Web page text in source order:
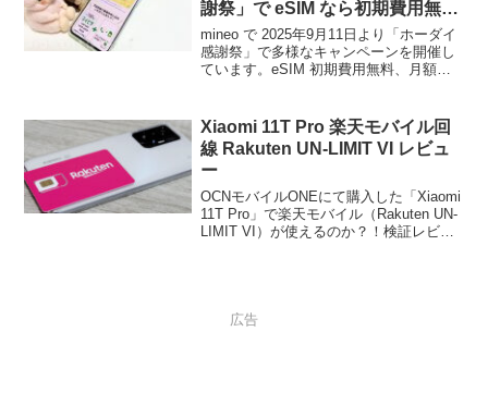
謝祭」で eSIM なら初期費用無
料！最大６ヶ月間月額料金割引！
などなど
mineo で 2025年9月11日より「ホーダイ
感謝祭」で多様なキャンペーンを開催し
ています。eSIM 初期費用無料、月額基
から mineo に契約しようと思っている人
にとっては、チャンスだといえるキャン
ペーンです。
Xiaomi 11T Pro 楽天モバイル回
線 Rakuten UN-LIMIT VI レビュ
ー
OCNモバイルONEにて購入した「Xiaomi
11T Pro」で楽天モバイル（Rakuten UN-
LIMIT VI）が使えるのか？！検証レビュ
広告